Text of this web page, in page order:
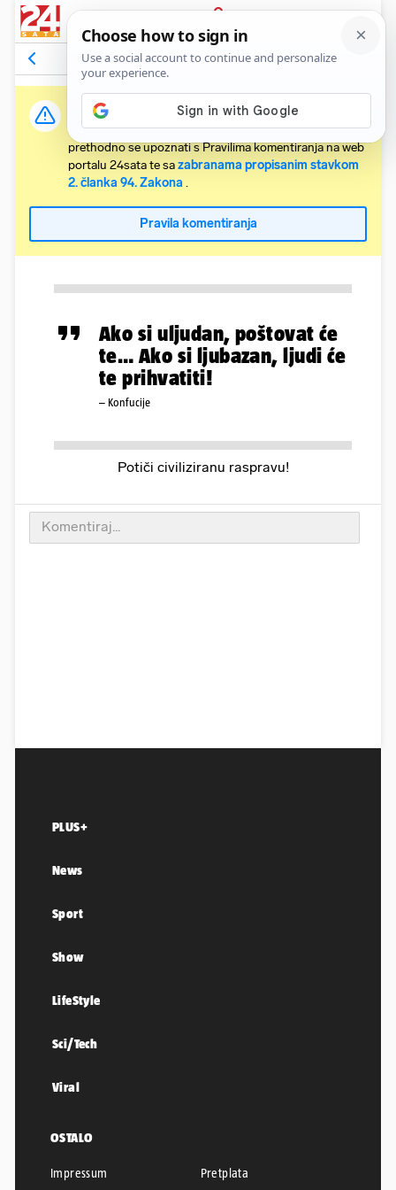
PRIJAVA
Komentari Relevantni
Važna obavijest:
Svaki korisnik koji želi komentirati članke obvezan je
prethodno se upoznati s Pravilima komentiranja na web
portalu 24sata te sazabranama propisanim stavkom
2. članka 94. Zakona .
Pravila komentiranja
Ako si uljudan, poštovat će
te… Ako si ljubazan, ljudi će
te prihvatiti!
– Konfucije
Potiči civiliziranu raspravu!
PLUS+
News
Sport
Show
LifeStyle
Sci/Tech
Viral
OSTALO
Impressum Pretplata